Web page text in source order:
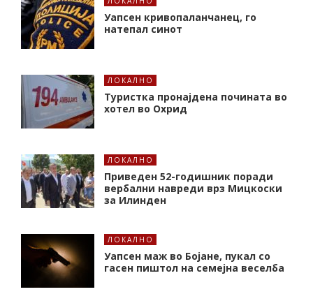
Уапсен кривопаланчанец, го
натепал синот
ЛОКАЛНО
Туристка пронајдена почината во
хотел во Охрид
ЛОКАЛНО
Приведен 52-годишник поради
вербални навреди врз Мицкоски
за Илинден
ЛОКАЛНО
Уапсен маж во Бојане, пукал со
гасен пиштол на семејна веселба